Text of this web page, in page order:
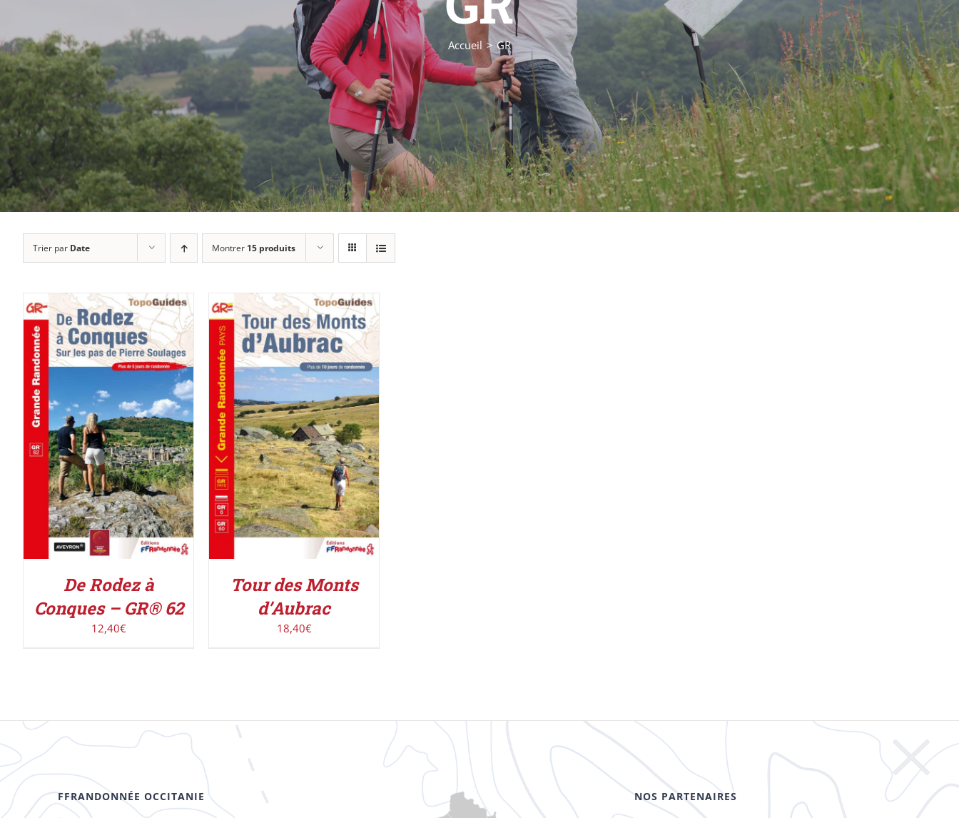
Accueil GR
Trier par Date Montrer 15 produits
AJOUTER AU PANIER
/
DÉTAILS
De Rodez à
Conques – GR® 62
12,40€
AJOUTER AU PANIER
/
DÉTAILS
Tour des Monts
d’Aubrac
18,40€
FFRANDONNÉE OCCITANIE NOS PARTENAIRES